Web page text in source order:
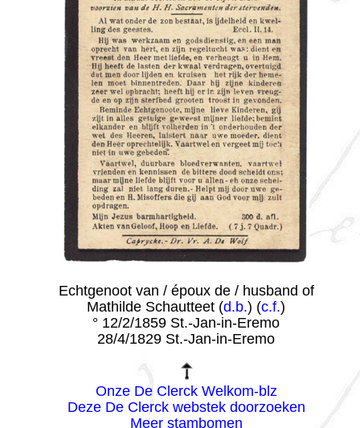
Echtgenoot van / époux de / husband of
Mathilde Schautteet (d.b.) (c.f.)
° 12/2/1859 St.-Jan-in-Eremo
28/4/1829 St.-Jan-in-Eremo
Onze De Clerck Welkom-blz
Deze De Clerck webstek doorzoeken
Meer stambomen